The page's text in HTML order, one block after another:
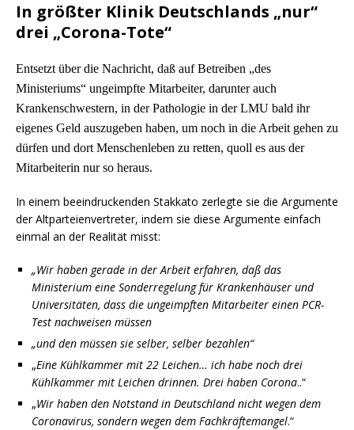
In größter Klinik Deutschlands „nur“
drei „Corona-Tote“
Entsetzt über die Nachricht, daß auf Betreiben „des
Ministeriums“ ungeimpfte Mitarbeiter, darunter auch
Krankenschwestern, in der Pathologie in der LMU bald ihr
eigenes Geld auszugeben haben, um noch in die Arbeit gehen zu
dürfen und dort Menschenleben zu retten, quoll es aus der
Mitarbeiterin nur so heraus.
In einem beeindruckenden Stakkato zerlegte sie die Argumente
der Altparteienvertreter, indem sie diese Argumente einfach
einmal an der Realität misst:
„Wir haben gerade in der Arbeit erfahren, daß das
Ministerium eine Sonderregelung für Krankenhäuser und
Universitäten, dass die ungeimpften Mitarbeiter einen PCR-
Test nachweisen müssen
„und den müssen sie selber, selber bezahlen“
„Eine Kühlkammer mit 22 Leichen… ich habe noch drei
Kühlkammer mit Leichen drinnen. Drei haben Corona..“
„Wir haben den Notstand in Deutschland nicht wegen dem
Coronavirus, sondern wegen dem Fachkräftemangel.“